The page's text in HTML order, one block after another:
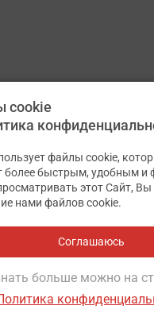
cookie
файлы cookie,
более быстрым, удобным
этот Сайт, Вы
нами файлов cookie.
Соглашаюсь
больше можно на